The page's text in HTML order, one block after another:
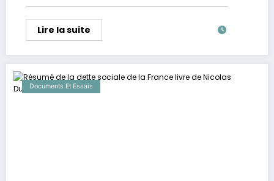
Lire la suite
Documents Et Essais